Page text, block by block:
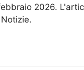
2026.